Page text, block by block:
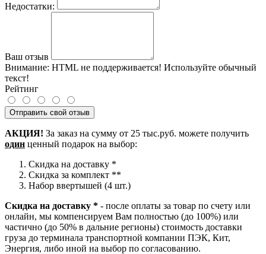
Недостатки:
Ваш отзыв
Внимание: HTML не поддерживается! Используйте обычный
текст!
Рейтинг
Отправить свой отзыв
АКЦИЯ! За заказ на сумму от 25 тыс.руб. можете получить
один ценный подарок на выбор:
Скидка на доставку *
Скидка за комплект **
Набор ввертышей (4 шт.)
Скидка на доставку * - после оплаты за товар по счету или
онлайн, мы компенсируем Вам полностью (до 100%) или
частично (до 50% в дальние регионы) стоимость доставки
груза до терминала транспортной компании ПЭК, Кит,
Энергия, либо иной на выбор по согласованию.